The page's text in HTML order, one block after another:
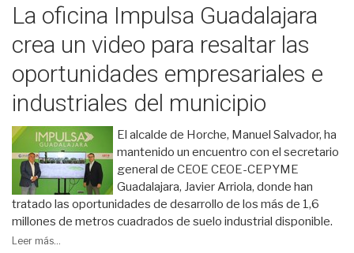
La oficina Impulsa Guadalajara
crea un video para resaltar las
oportunidades empresariales e
industriales del municipio
El alcalde de Horche, Manuel Salvador, ha
mantenido un encuentro con el secretario
general de CEOE CEOE-CEPYME
Guadalajara, Javier Arriola, donde han
tratado las oportunidades de desarrollo de los más de 1,6
millones de metros cuadrados de suelo industrial disponible.
Leer más...